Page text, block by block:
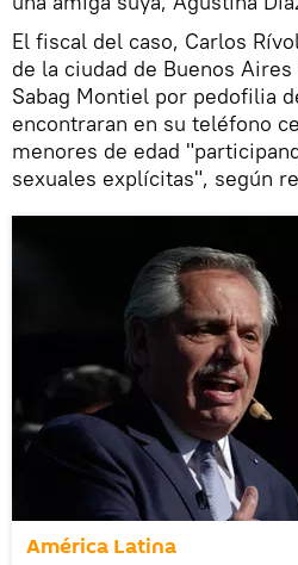
El fiscal del caso, Carlos
de la ciudad de Buenos
Sabag Montiel por pedofilia
encontraran en su teléfono
menores de edad
sexuales explícitas", según
América Latina